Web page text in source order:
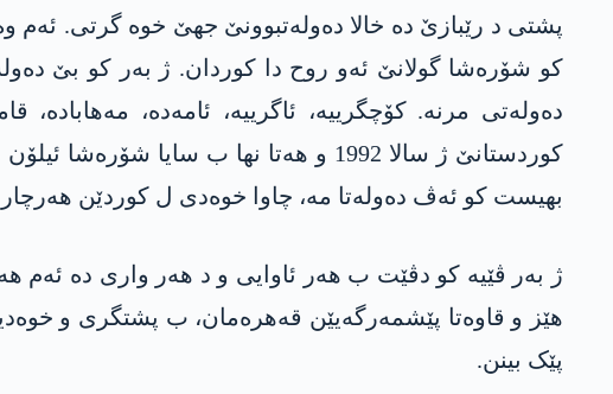
پشتی د رێبازێ دە خالا دەولەتبوونێ جھێ خوە گرتی. ئەم
کو شۆرەشا گولانێ ئەو روح دا کوردان. ژ بەر کو بێ
دەولەتی مرنە. کۆچگرییە، ئاگرییە، ئامەدە،
کوردستانێ ژ سالا 1992 و ھەتا نھا ب
بھیست کو ئەڤ دەولەتا مە، چاوا خوەدی ل کوردێن
ژ بەر ڤێیە کو دڤێت ب ھەر ئاوایی و د ھەر واری دە ئەم
ھێز و قاوەتا پێشمەرگەیێن قەھرەمان، ب پشتگری و
پێک بینن.